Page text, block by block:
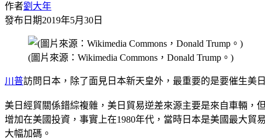
作者劉大年
發布日期2019年5月30日
(圖片來源：Wikimedia Commons，Donald Trump。)
川普訪問日本，除了面見日本新天皇外，最重要的是要催生美
美日經貿關係錯綜複雜，美日貿易逆差來源主要是來自車輛，
增加在美國投資，事實上在1980年代，當時日本是美國最大
大幅加碼。